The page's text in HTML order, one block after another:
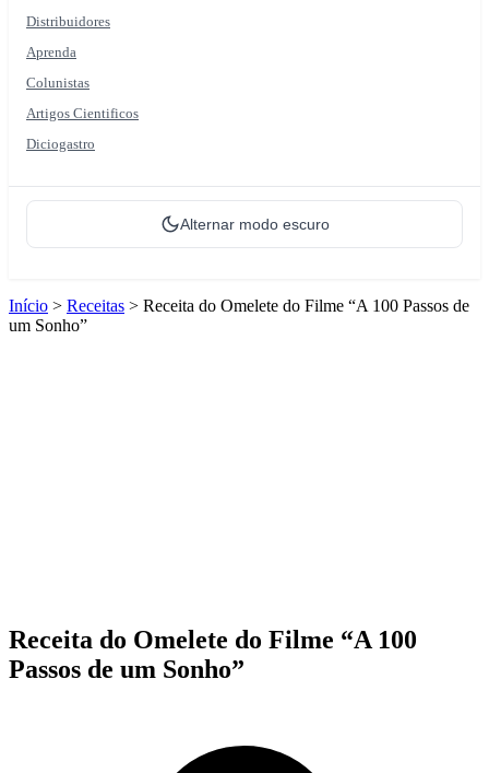
Distribuidores
Aprenda
Colunistas
Artigos Cientificos
Diciogastro
Alternar modo escuro
Início > Receitas > Receita do Omelete do Filme “A 100 Passos de
um Sonho”
Receita do Omelete do Filme “A 100
Passos de um Sonho”